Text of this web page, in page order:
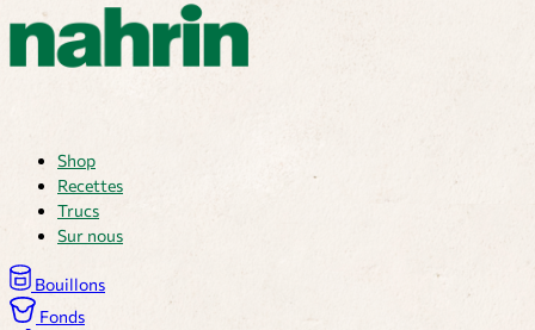
Shop
Recettes
Trucs
Sur nous
Bouillons
Fonds